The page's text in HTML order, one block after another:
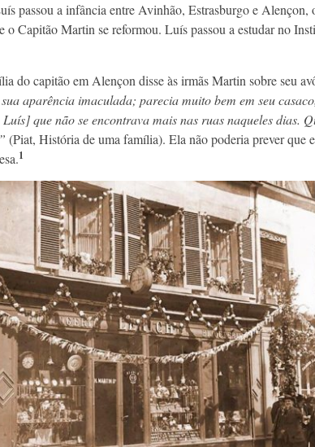
passou a infância entre Avinhão, Estrasburgo e Alençon,
o Capitão Martin se reformou. Luís passou a estudar no
do capitão em Alençon disse às irmãs Martin sobre seu
aparência imaculada; parecia muito bem em seu
que não se encontrava mais nas ruas naqueles dias.
(Piat, História de uma família). Ela não poderia prever que
1